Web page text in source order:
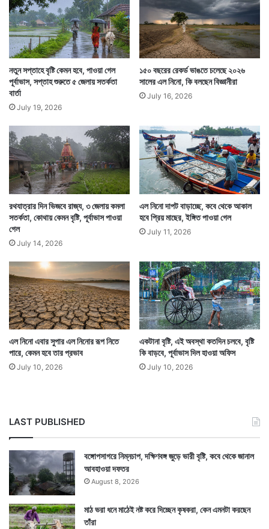
প্রসঙ্গত গত মঙ্গলবার দিল্লি ও তার আশপাশের এলাকা বৃষ্টিতে
বানভাসি চেহারা নেয়। জম্মু কাশ্মীরে মেঘ ভাঙা বৃষ্টিতে ৬ জনের
মৃত্যু হয়েছে। ৪০ জন হড়পা বানে হারিয়ে গেছেন। কার্যত উত্তর
ভারত জুড়েই প্রবল বৃষ্টির পরিস্থিতি রয়েছে। উপগ্রহ চিত্রে
তেমনটাই দেখা যাচ্ছে।
সেইসঙ্গে পশ্চিমবঙ্গের ওপরও রয়েছে মেঘের আস্তরণ। যার হাত
ধরে আকাশ মেঘলা থাকছে ও বৃষ্টি হচ্ছে। গত মঙ্গলবার থেকেই
বৃষ্টির প্রাবল্য দক্ষিণবঙ্গে বেড়েছে। — সংবাদ সংস্থার সাহায্য
নতুন সপ্তাহে বৃষ্টি কেমন হবে, পাওয়া গেল
পূর্বাভাস, সপ্তাহ শুরুতে ৫ জেলায় সতর্কতা
বার্তা
July 19, 2026
১৫০ বছরের রেকর্ড ভাঙতে চলেছে ২০২৬
সালের এল নিনো, কি বলছেন বিজ্ঞানীরা
July 16, 2026
রথযাত্রার দিন ভিজবে রাজ্য, ৩ জেলায় কমলা
সতর্কতা, কোথায় কেমন বৃষ্টি, পূর্বাভাস পাওয়া
গেল
July 14, 2026
এল নিনো দাপট বাড়াচ্ছে, কবে থেকে আকাল
হবে প্রিয় মাছের, ইঙ্গিত পাওয়া গেল
July 11, 2026
এল নিনো এবার সুপার এল নিনোর রূপ নিতে
পারে, কেমন হবে তার প্রভাব
July 10, 2026
একটানা বৃষ্টি, এই অবস্থা কতদিন চলবে, বৃষ্টি
কি বাড়বে, পূর্বাভাস দিল হাওয়া অফিস
July 10, 2026
LAST PUBLISHED
বঙ্গোপসাগরে নিম্নচাপ, দক্ষিণবঙ্গ জুড়ে ভারী বৃষ্টি, কবে থেকে জানাল
আবহাওয়া দফতর
August 8, 2026
মাঠ ভরা ধনে মাঠেই নষ্ট করে দিচ্ছেন কৃষকরা, কেন এমনটা করছেন
তাঁরা